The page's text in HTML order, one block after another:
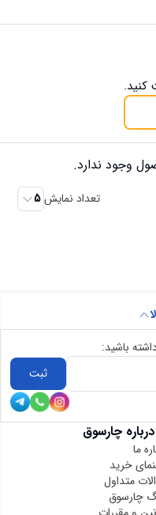
کنید.
وجود ندارد.
تعداد نمایش 5
درباره چارسوق
ما
خرید
متداول
چارسوق
باشید:
ثبت